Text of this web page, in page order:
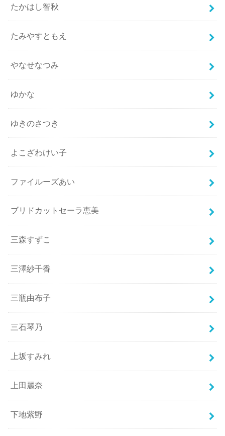
たかはし智秋
たみやすともえ
やなせなつみ
ゆかな
ゆきのさつき
よこざわけい子
ファイルーズあい
ブリドカットセーラ恵美
三森すずこ
三澤紗千香
三瓶由布子
三石琴乃
上坂すみれ
上田麗奈
下地紫野